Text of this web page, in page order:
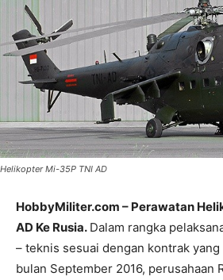
Helikopter Mi-35P TNI AD
HobbyMiliter.com – Perawatan
AD Ke Rusia. Dalam rangka
– teknis sesuai dengan kontrak
bulan September 2016, perusahaan